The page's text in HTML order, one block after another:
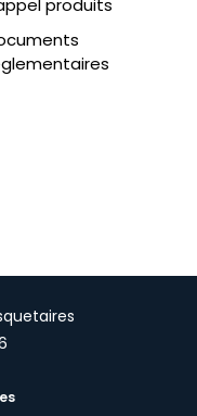
produits